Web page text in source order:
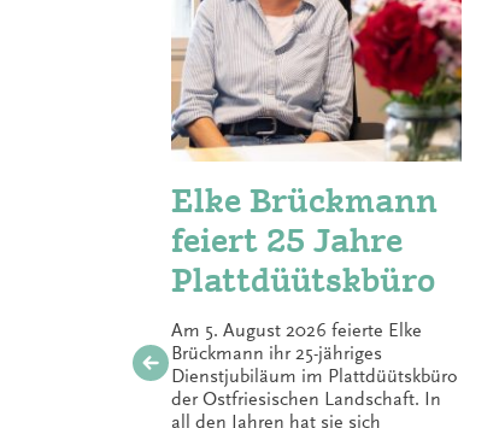
Elke Brückmann
feiert 25 Jahre
Plattdüütskbüro
Am 5. August 2026 feierte Elke
Brückmann ihr 25-jähriges
Dienstjubiläum im Plattdüütskbüro
der Ostfriesischen Landschaft. In
all den Jahren hat sie sich